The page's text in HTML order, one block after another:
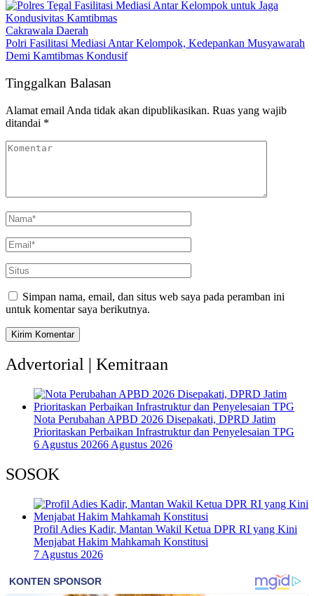
Cakrawala Daerah
Polri Fasilitasi Mediasi Antar Kelompok, Kedepankan Musyawarah
Demi Kamtibmas Kondusif
Tinggalkan Balasan
Alamat email Anda tidak akan dipublikasikan. Ruas yang wajib
ditandai *
Simpan nama, email, dan situs web saya pada peramban ini
untuk komentar saya berikutnya.
Advertorial | Kemitraan
Nota Perubahan APBD 2026 Disepakati, DPRD Jatim
Prioritaskan Perbaikan Infrastruktur dan Penyelesaian TPG
6 Agustus 20266 Agustus 2026
SOSOK
Profil Adies Kadir, Mantan Wakil Ketua DPR RI yang Kini
Menjabat Hakim Mahkamah Konstitusi
7 Agustus 2026